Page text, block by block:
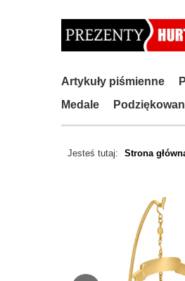
Artykuły piśmienne
Medale
Jesteś tutaj: Strona